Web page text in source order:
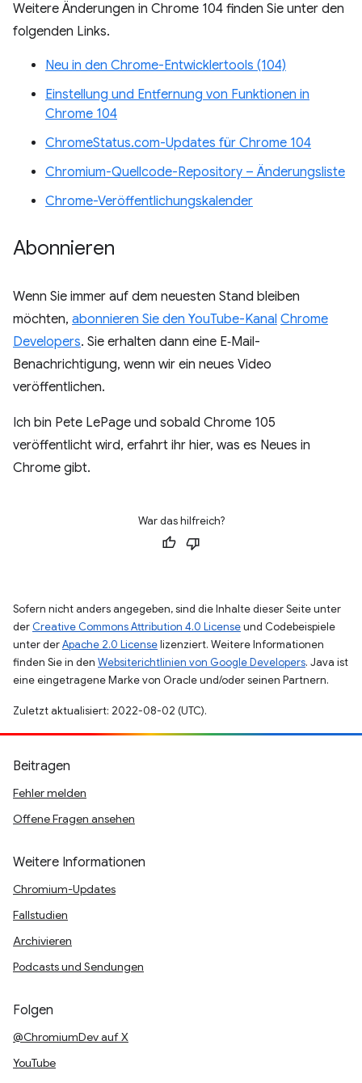
Weitere Änderungen in Chrome 104 finden Sie unter den
folgenden Links.
Neu in den Chrome-Entwicklertools (104)
Einstellung und Entfernung von Funktionen in
Chrome 104
ChromeStatus.com-Updates für Chrome 104
Chromium-Quellcode-Repository – Änderungsliste
Chrome-Veröffentlichungskalender
Abonnieren
Wenn Sie immer auf dem neuesten Stand bleiben
möchten, abonnieren Sie den YouTube-Kanal Chrome
Developers. Sie erhalten dann eine E‑Mail-
Benachrichtigung, wenn wir ein neues Video
veröffentlichen.
Ich bin Pete LePage und sobald Chrome 105
veröffentlicht wird, erfahrt ihr hier, was es Neues in
Chrome gibt.
War das hilfreich?
Sofern nicht anders angegeben, sind die Inhalte dieser Seite unter
der Creative Commons Attribution 4.0 Licenseund Codebeispiele
unter derApache 2.0 Licenselizenziert. Weitere Informationen
finden Sie in den Websiterichtlinien von Google Developers. Java ist
eine eingetragene Marke von Oracle und/oder seinen Partnern.
Zuletzt aktualisiert: 2022-08-02 (UTC).
Beitragen
Fehler melden
Offene Fragen ansehen
Weitere Informationen
Chromium-Updates
Fallstudien
Archivieren
Podcasts und Sendungen
Folgen
@ChromiumDev auf X
YouTube